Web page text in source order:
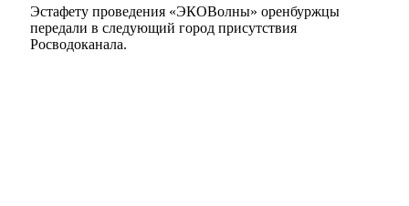
Эстафету проведения «ЭКОВолны» оренбуржцы
передали в следующий город присутствия
Росводоканала.